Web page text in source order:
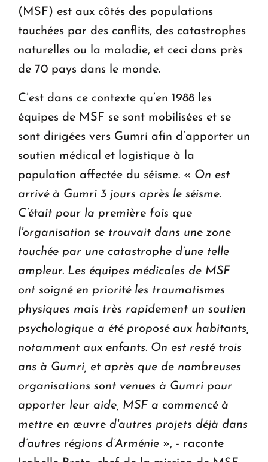
(MSF) est aux côtés des populations
touchées par des conflits, des catastrophes
naturelles ou la maladie, et ceci dans près
de 70 pays dans le monde.
C’est dans ce contexte qu’en 1988 les
équipes de MSF se sont mobilisées et se
sont dirigées vers Gumri afin d’apporter un
soutien médical et logistique à la
population affectée du séisme. « On est
arrivé à Gumri 3 jours après le séisme.
C’était pour la première fois que
l'organisation se trouvait dans une zone
touchée par une catastrophe d’une telle
ampleur. Les équipes médicales de MSF
ont soigné en priorité les traumatismes
physiques mais très rapidement un soutien
psychologique a été proposé aux habitants,
notamment aux enfants. On est resté trois
ans à Gumri, et après que de nombreuses
organisations sont venues à Gumri pour
apporter leur aide, MSF a commencé à
mettre en œuvre d'autres projets déjà dans
d’autres régions d’Arménie », - raconte